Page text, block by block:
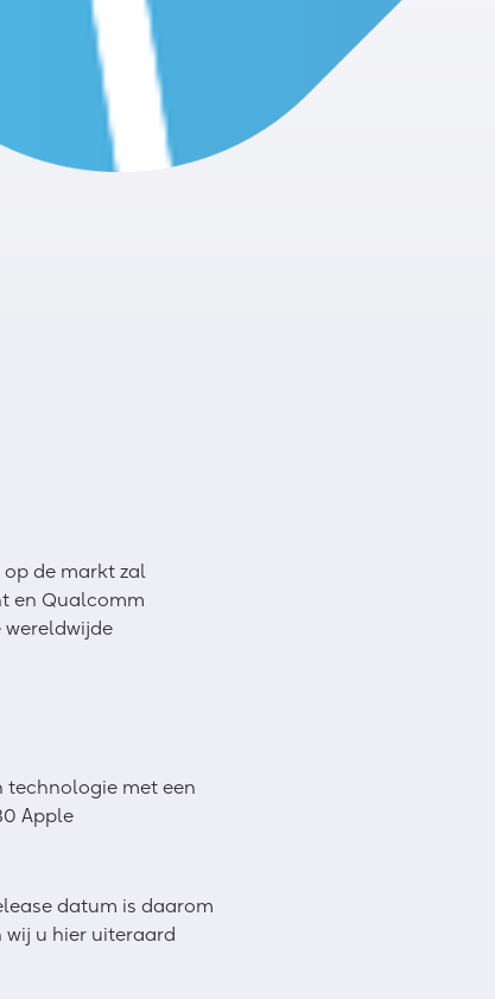
de markt zal
en Qualcomm
technologie met een
Apple
datum is daarom
wij u hier uiteraard